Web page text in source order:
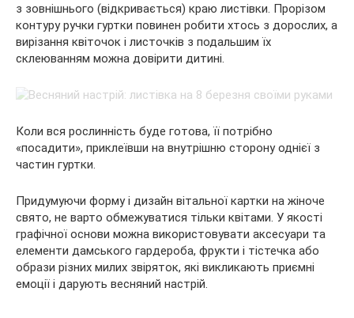
з зовнішнього (відкривається) краю листівки. Прорізом
контуру ручки гуртки повинен робити хтось з дорослих, а
вирізання квіточок і листочків з подальшим їх
склеюванням можна довірити дитині.
Коли вся рослинність буде готова, її потрібно
«посадити», приклеївши на внутрішню сторону однієї з
частин гуртки.
Придумуючи форму і дизайн вітальної картки на жіноче
свято, не варто обмежуватися тільки квітами. У якості
графічної основи можна використовувати аксесуари та
елементи дамського гардероба, фрукти і тістечка або
образи різних милих звіряток, які викликають приємні
емоції і дарують весняний настрій.